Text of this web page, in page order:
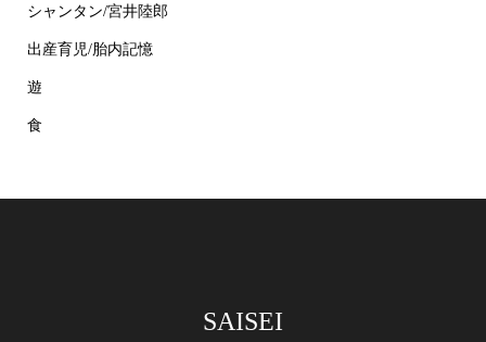
シャンタン/宮井陸郎
出産育児/胎内記憶
遊
食
SAISEI